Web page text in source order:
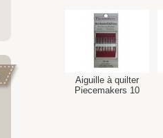
Aiguille à quilter
Piecemakers 10